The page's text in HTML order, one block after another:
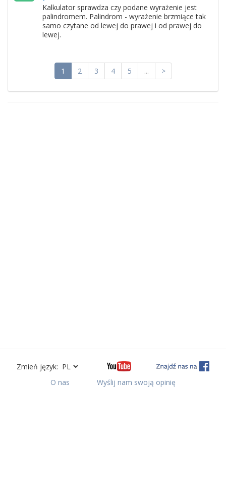
Kalkulator sprawdza czy podane wyrażenie jest
palindromem. Palindrom - wyrażenie brzmiące tak
samo czytane od lewej do prawej i od prawej do
lewej.
1 2 3 4 5 ... >
Zmień język:
O nas
Wyślij nam swoją opinię